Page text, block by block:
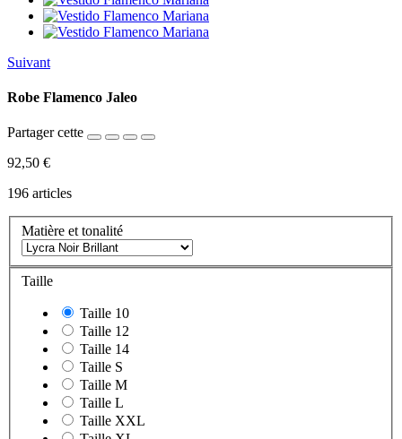
Suivant
Robe Flamenco Jaleo
Partager cette
92,50 €
196 articles
Matière et tonalité
Taille
Taille 10
Taille 12
Taille 14
Taille S
Taille M
Taille L
Taille XXL